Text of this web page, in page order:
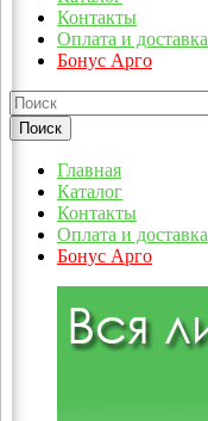
Контакты
Оплата и доставка
Бонус Арго
Главная
Каталог
Контакты
Оплата и доставка
Бонус Арго